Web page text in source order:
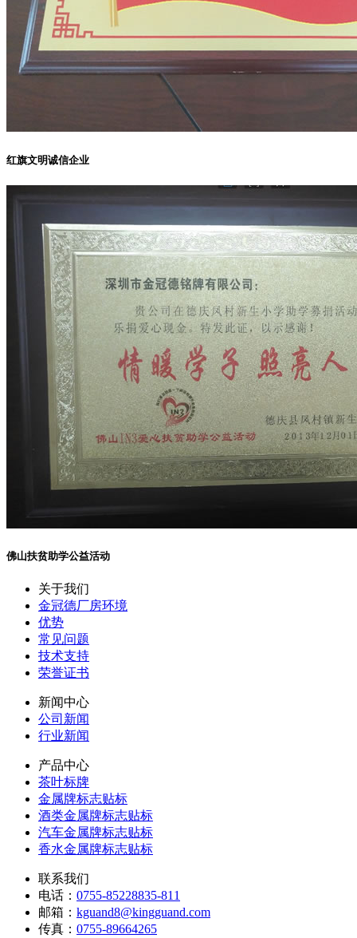
红旗文明诚信企业
佛山扶贫助学公益活动
关于我们
金冠德厂房环境
优势
常见问题
技术支持
荣誉证书
新闻中心
公司新闻
行业新闻
产品中心
茶叶标牌
金属牌标志贴标
酒类金属牌标志贴标
汽车金属牌标志贴标
香水金属牌标志贴标
联系我们
电话： 0755-85228835-811
邮箱： kguand8@kingguand.com
传真： 0755-89664265